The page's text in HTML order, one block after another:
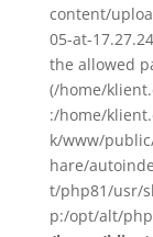
content/
05-at-
the allowed
(/home/
:/home/
k/www/
hare/
t/php81/usr/
p:/opt/alt/